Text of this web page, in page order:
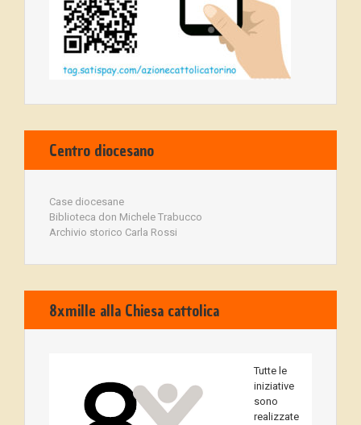
Centro diocesano
Case diocesane
Biblioteca don Michele Trabucco
Archivio storico Carla Rossi
8xmille alla Chiesa cattolica
Tutte le
iniziative
sono
realizzate